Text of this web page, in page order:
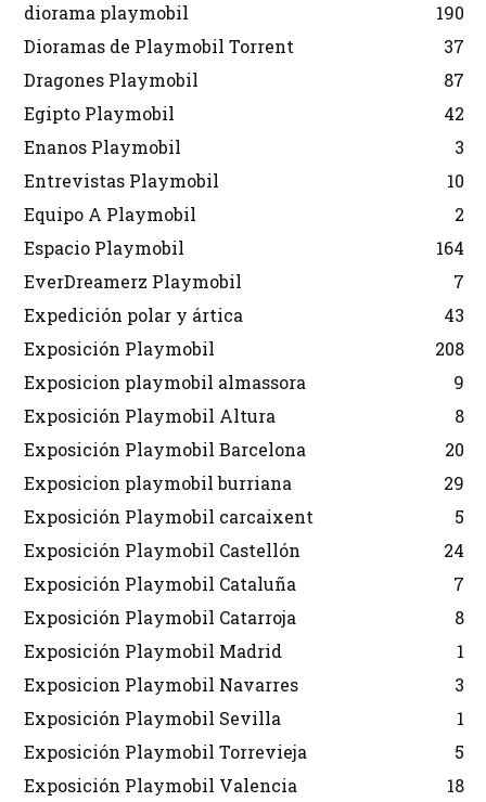
diorama playmobil
190
Dioramas de Playmobil Torrent
37
Dragones Playmobil
87
Egipto Playmobil
42
Enanos Playmobil
3
Entrevistas Playmobil
10
Equipo A Playmobil
2
Espacio Playmobil
164
EverDreamerz Playmobil
7
Expedición polar y ártica
43
Exposición Playmobil
208
Exposicion playmobil almassora
9
Exposición Playmobil Altura
8
Exposición Playmobil Barcelona
20
Exposicion playmobil burriana
29
Exposición Playmobil carcaixent
5
Exposición Playmobil Castellón
24
Exposición Playmobil Cataluña
7
Exposición Playmobil Catarroja
8
Exposición Playmobil Madrid
1
Exposicion Playmobil Navarres
3
Exposición Playmobil Sevilla
1
Exposición Playmobil Torrevieja
5
Exposición Playmobil Valencia
18